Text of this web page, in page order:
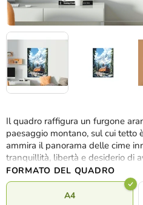
Il quadro raffigura un furgone
paesaggio montano, sul cui tetto
ammira il panorama delle cime
tranquillità, libertà e desiderio di
FORMATO DEL QUADRO
A4